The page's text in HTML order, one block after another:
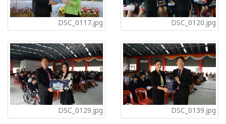
DSC_0117.jpg DSC_0120.jpg
DSC_0129.jpg DSC_0139.jpg